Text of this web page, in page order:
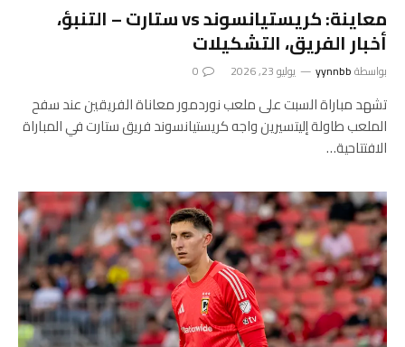
معاينة: كريستيانسوند vs ستارت – التنبؤ،
أخبار الفريق، التشكيلات
بواسطةyynnbb يوليو 23, 2026 0
تشهد مباراة السبت على ملعب نوردمور معاناة الفريقين عند سفح
الملعب طاولة إليتسيرين واجه كريستيانسوند فريق ستارت في المباراة
الافتتاحية…